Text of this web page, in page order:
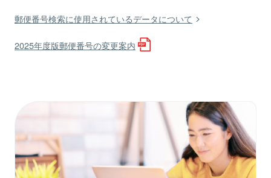
郵便番号検索に使用されているデータについて
2025年度版郵便番号の変更案内